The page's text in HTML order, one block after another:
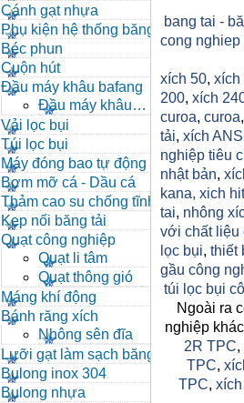
Cánh gạt nhựa
Phụ kiện hệ thống băng tải
Béc phun
Cuộn hút
Đầu máy khâu bafang
Đầu máy khâu
Bafang
Vải lọc bụi
Túi lọc bụi
Máy đóng bao tự động
Bơm mỡ cá - Dầu cá
Thảm cao su chống tĩnh
điện
Kẹp nối băng tải
Quạt công nghiệp
Quạt li tâm
Quạt thông gió
Máng khí động
Bánh răng xích
Nhông sên đĩa
Lưỡi gạt làm sạch băng tải
Bulong inox 304
Bulong nhựa
bang tai -
cong nghiep
xích 50, xích
200, xích
curoa, curoa,
tải, xích ANSI
nghiệp tiêu
nhật bản,
kana, xich
tai, nhông
với chất liệu
lọc bụi, thiết
gầu công
túi lọc bụi
Ngoài ra
nghiệp
2R TPC,
TPC,
TPC,